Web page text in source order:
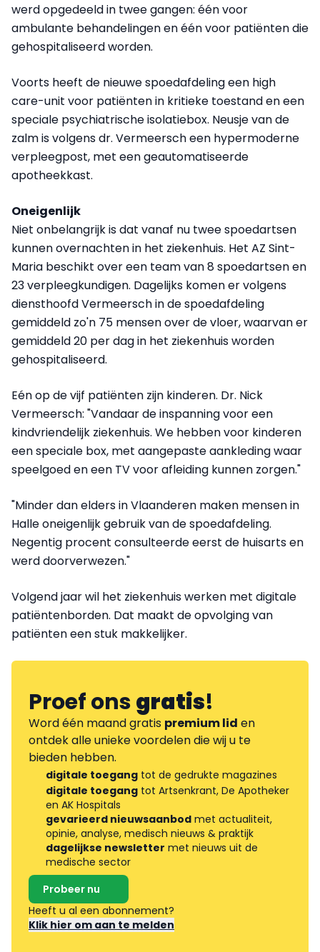
werd opgedeeld in twee gangen: één voor
ambulante behandelingen en één voor patiënten die
gehospitaliseerd worden.
Voorts heeft de nieuwe spoedafdeling een high
care-unit voor patiënten in kritieke toestand en een
speciale psychiatrische isolatiebox. Neusje van de
zalm is volgens dr. Vermeersch een hypermoderne
verpleegpost, met een geautomatiseerde
apotheekkast.
Oneigenlijk
Niet onbelangrijk is dat vanaf nu twee spoedartsen
kunnen overnachten in het ziekenhuis. Het AZ Sint-
Maria beschikt over een team van 8 spoedartsen en
23 verpleegkundigen. Dagelijks komen er volgens
diensthoofd Vermeersch in de spoedafdeling
gemiddeld zo'n 75 mensen over de vloer, waarvan er
gemiddeld 20 per dag in het ziekenhuis worden
gehospitaliseerd.
Eén op de vijf patiënten zijn kinderen. Dr. Nick
Vermeersch: "Vandaar de inspanning voor een
kindvriendelijk ziekenhuis. We hebben voor kinderen
een speciale box, met aangepaste aankleding waar
speelgoed en een TV voor afleiding kunnen zorgen."
"Minder dan elders in Vlaanderen maken mensen in
Halle oneigenlijk gebruik van de spoedafdeling.
Negentig procent consulteerde eerst de huisarts en
werd doorverwezen."
Volgend jaar wil het ziekenhuis werken met digitale
patiëntenborden. Dat maakt de opvolging van
patiënten een stuk makkelijker.
Proef onsgratis!
Word één maand gratis premium lid en
ontdek alle unieke voordelen die wij u te
bieden hebben.
digitale toegang tot de gedrukte magazines
digitale toegang tot Artsenkrant, De Apotheker
en AK Hospitals
gevarieerd nieuwsaanbod met actualiteit,
opinie, analyse, medisch nieuws & praktijk
dagelijkse newsletter met nieuws uit de
medische sector
Probeer nu
Heeft u al een abonnement?
Klik hier om aan te melden